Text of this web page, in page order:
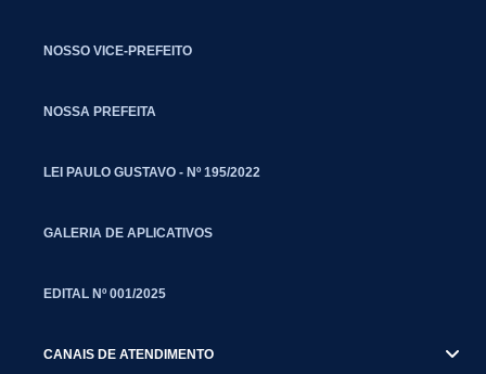
NOSSO VICE-PREFEITO
NOSSA PREFEITA
LEI PAULO GUSTAVO - Nº 195/2022
GALERIA DE APLICATIVOS
EDITAL Nº 001/2025
CANAIS DE ATENDIMENTO